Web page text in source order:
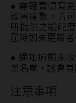
● 需確實填寫
確實度數，方
所提供之驗配
屆時如未更新
● 通知逾期未
黑名單，該會
注意事項